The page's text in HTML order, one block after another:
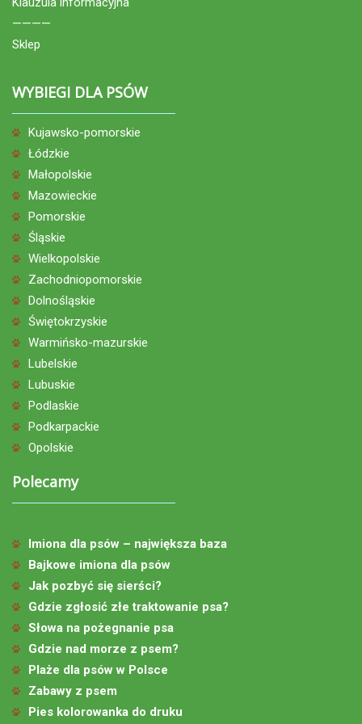
————
Sklep
WYBIEGI DLA PSÓW
Kujawsko-pomorskie
Łódzkie
Małopolskie
Mazowieckie
Pomorskie
Śląskie
Wielkopolskie
Zachodniopomorskie
Dolnośląskie
Świętokrzyskie
Warmińsko-mazurskie
Lubelskie
Lubuskie
Podlaskie
Podkarpackie
Opolskie
Polecamy
Imiona dla psów – największa baza
Bajkowe imiona dla psów
Jak pozbyć się sierści?
Gdzie zgłosić złe traktowanie psa?
Słowa na pożegnanie psa
Gdzie nad morze z psem?
Plaże dla psów w Polsce
Zabawy z psem
Pies kolorowanka do druku